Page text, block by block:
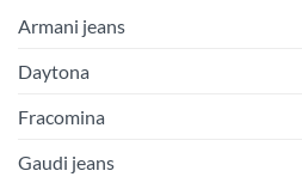
Armani jeans
Daytona
Fracomina
Gaudi jeans